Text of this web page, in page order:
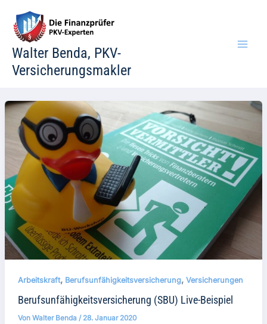
Inhalt
springen
Walter Benda, PKV-
Versicherungsmakler
Arbeitskraft, Berufsunfähigkeitsversicherung, Versicherungen
Berufsunfähigkeitsversicherung (SBU) Live-Beispiel
Von Walter Benda / 28. Januar 2020